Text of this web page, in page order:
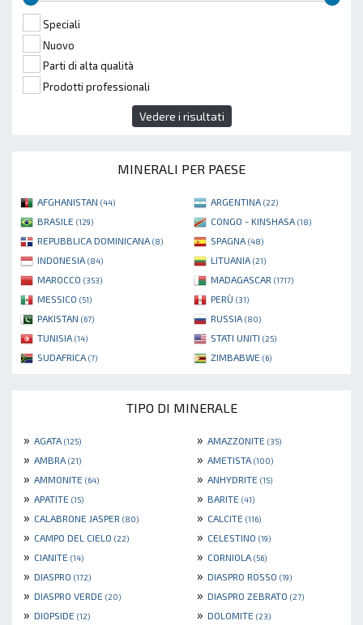
Speciali
Nuovo
Parti di alta qualità
Prodotti professionali
Vedere i risultati
MINERALI PER PAESE
AFGHANISTAN (44) ARGENTINA (22)
BRASILE (129) CONGO - KINSHASA (18)
REPUBBLICA DOMINICANA (8) SPAGNA (48)
INDONESIA (84) LITUANIA (21)
MAROCCO (353) MADAGASCAR (1717)
MESSICO (51) PERÙ (31)
PAKISTAN (67) RUSSIA (80)
TUNISIA (14) STATI UNITI (25)
SUDAFRICA (7) ZIMBABWE (6)
TIPO DI MINERALE
» AGATA (125) » AMAZZONITE (35)
» AMBRA (21) » AMETISTA (100)
» AMMONITE (64) » ANHYDRITE (15)
» APATITE (15) » BARITE (41)
» CALABRONE JASPER (80) » CALCITE (116)
» CAMPO DEL CIELO (22) » CELESTINO (19)
» CIANITE (14) » CORNIOLA (56)
» DIASPRO (172) » DIASPRO ROSSO (19)
» DIASPRO VERDE (20) » DIASPRO ZEBRATO (27)
» DIOPSIDE (12) » DOLOMITE (23)